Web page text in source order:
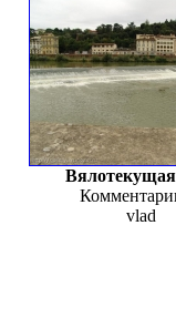
Вялотекущая
vlad